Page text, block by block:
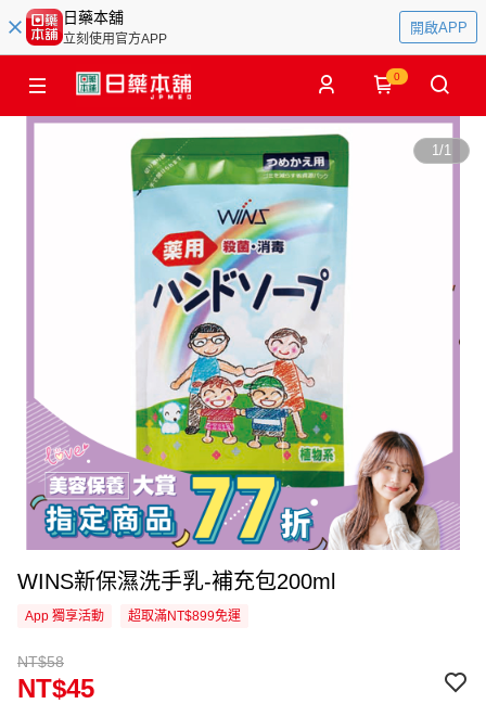
日藥本舖
立刻使用官方APP
開啟APP
0
1/1
WINS新保濕洗手乳-補充包200ml
App 獨享活動 超取滿NT$899免運
NT$58
NT$45